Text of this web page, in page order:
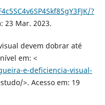
?
23 Mar. 2023.
devem dobrar até
em: <
e-deficiencia-visual-
>. Acesso em: 19